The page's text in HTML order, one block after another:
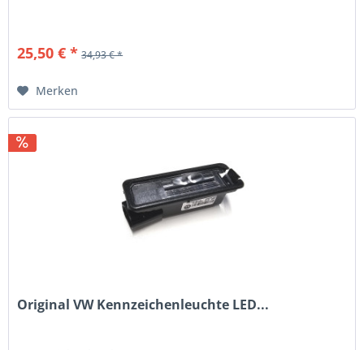
25,50 € * 34,93 € *
Merken
Original VW Kennzeichenleuchte LED...